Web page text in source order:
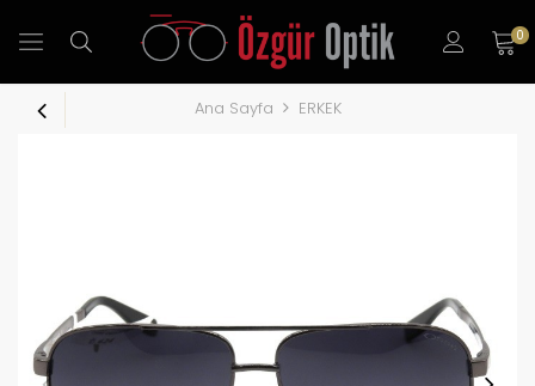
0
Ana Sayfa ERKEK